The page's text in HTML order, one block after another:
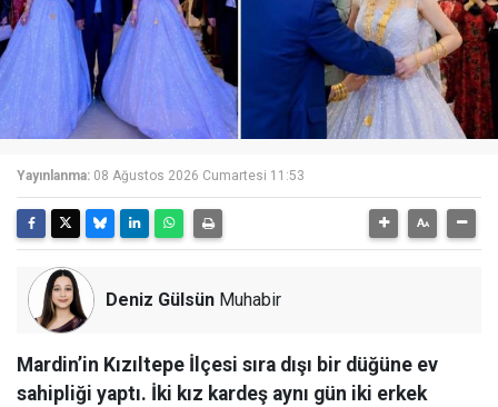
Yayınlanma: 08 Ağustos 2026 Cumartesi 11:53
Deniz Gülsün Muhabir
Mardin’in Kızıltepe İlçesi sıra dışı bir düğüne ev
sahipliği yaptı. İki kız kardeş aynı gün iki erkek